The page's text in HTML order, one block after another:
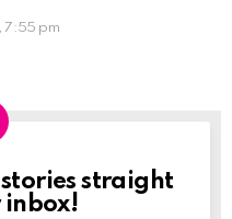
7:55 pm
straight
inbox!